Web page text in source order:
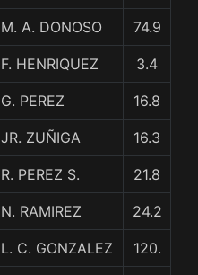
M. A. DONOSO 74.9
F. HENRIQUEZ 3.4
G. PEREZ 16.8
JR. ZUÑIGA 16.3
R. PEREZ S. 21.8
N. RAMIREZ 24.2
L. C. GONZALEZ 120.